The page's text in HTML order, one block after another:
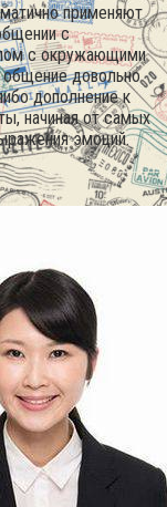
применяют
с
с окружающими
довольно
дополнение к
начиная от самых
эмоций.